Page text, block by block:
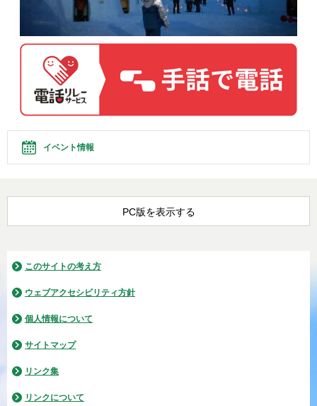
イベント情報
PC版を表示する
このサイトの考え方
ウェブアクセシビリティ方針
個人情報について
サイトマップ
リンク集
リンクについて